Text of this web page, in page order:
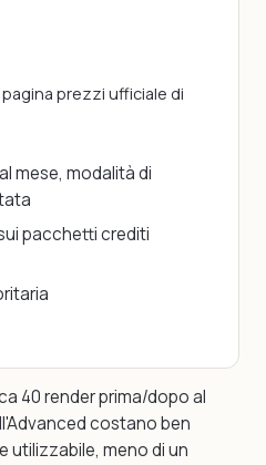
prezzi ufficiale di
mese, modalità di
pacchetti crediti
40 render prima/dopo al
costano ben
utilizzabile, meno di un